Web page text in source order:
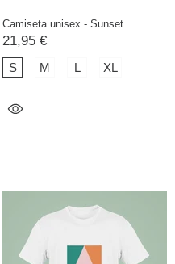
Camiseta unisex - Sunset
21,95 €
S M L XL